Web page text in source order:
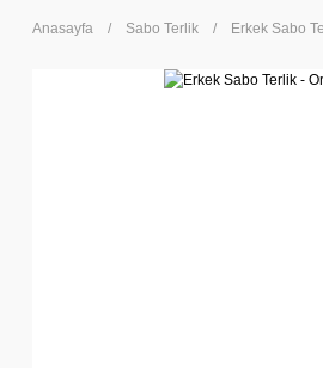
Anasayfa Sabo Terlik Erkek Sabo